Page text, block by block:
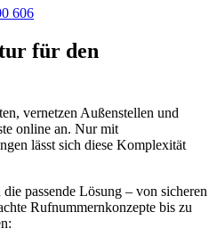
606
für den
vernetzen Außenstellen und
online an. Nur mit
lässt sich diese Komplexität
passende Lösung – von sicheren
Rufnummernkonzepte bis zu